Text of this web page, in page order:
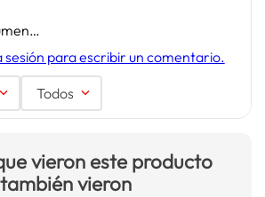
sesión para escribir un comentario.
Todos
vieron este producto
también vieron